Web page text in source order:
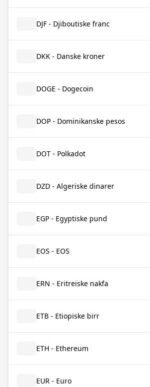
DJF - Djiboutiske franc
DKK - Danske kroner
DOGE - Dogecoin
DOP - Dominikanske pesos
DOT - Polkadot
DZD - Algeriske dinarer
EGP - Egyptiske pund
EOS - EOS
ERN - Eritreiske nakfa
ETB - Etiopiske birr
ETH - Ethereum
EUR - Euro